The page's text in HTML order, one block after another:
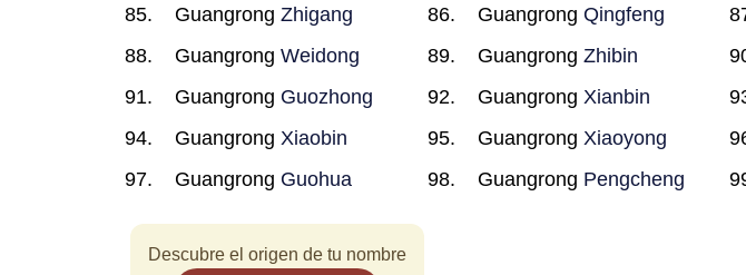
Guangrong Zhigang Guangrong Qingfeng
Guangrong Weidong Guangrong Zhibin
Guangrong Guozhong Guangrong Xianbin
Guangrong Xiaobin Guangrong Xiaoyong
Guangrong Guohua Guangrong Pengcheng
Descubre el origen de tu nombre